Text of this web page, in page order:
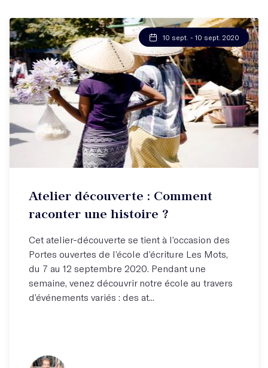
10 sept. - 10 sept. 2020
Atelier découverte : Comment
raconter une histoire ?
Cet atelier-découverte se tient à l’occasion des
Portes ouvertes de l’école d’écriture Les Mots,
du 7 au 12 septembre 2020. Pendant une
semaine, venez découvrir notre école au travers
d’événements variés : des at...